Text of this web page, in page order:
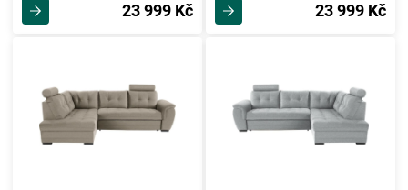
23 999 Kč 23 999 Kč